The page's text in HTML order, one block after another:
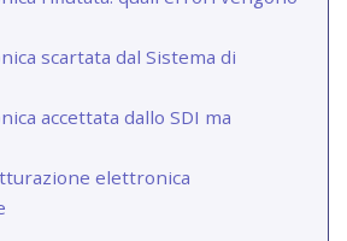
scartata dal Sistema di
accettata dallo SDI ma
elettronica